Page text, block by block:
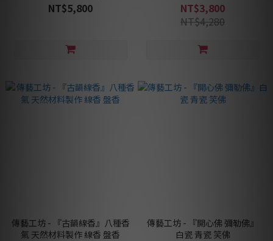
NT$5,800
NT$3,800
NT$4,280
傳藝工坊 - 『古韻線香』八種香
氣 天然材料製作 線香 盤香
傳藝工坊 - 『開心佛 彌勒佛』
白瓷 青瓷 笑佛